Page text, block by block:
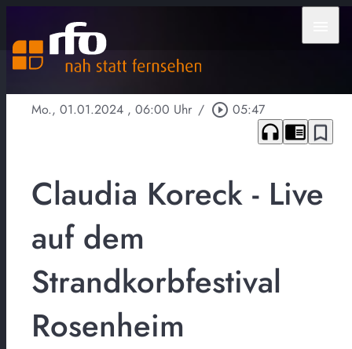
Mo., 01.01.2024 , 06:00 Uhr / play_circle_outline 05:47
headphones chrome_reader_mode bookmark_border
Claudia Koreck - Live
auf dem
Strandkorbfestival
Rosenheim